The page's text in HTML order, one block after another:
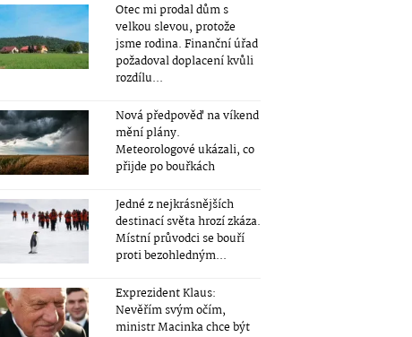
Otec mi prodal dům s
velkou slevou, protože
jsme rodina. Finanční úřad
požadoval doplacení kvůli
rozdílu...
Nová předpověď na víkend
mění plány.
Meteorologové ukázali, co
přijde po bouřkách
Jedné z nejkrásnějších
destinací světa hrozí zkáza.
Místní průvodci se bouří
proti bezohledným...
Exprezident Klaus:
Nevěřím svým očím,
ministr Macinka chce být